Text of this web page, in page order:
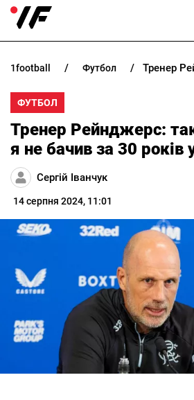
НОВИНИ
ПРОГНОЗИ
БУКМЕКЕРИ
КАЗИНО
РІЗНЕ
1football футбол
ФУТБОЛ
Тренер Рейнджерс:
я не бачив за 30 років
Сергій Іванчук
14 серпня 2024, 11:01